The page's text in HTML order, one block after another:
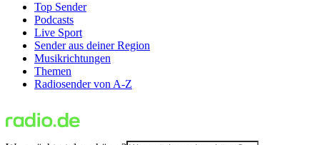
Top Sender
Podcasts
Live Sport
Sender aus deiner Region
Musikrichtungen
Themen
Radiosender von A-Z